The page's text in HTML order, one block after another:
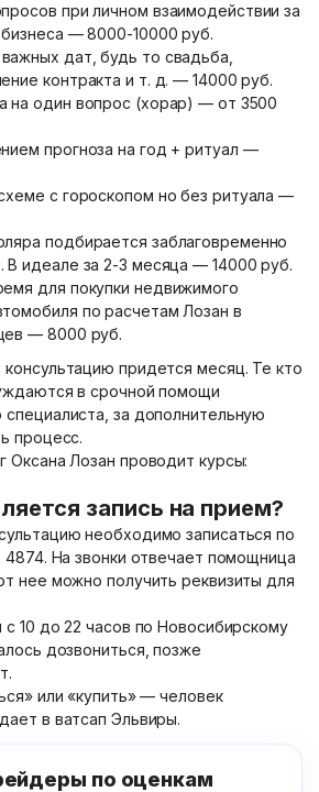
при личном взаимодействии за
— 8000-10000 руб.
дат, будь то свадьба,
контракта и т. д. — 14000 руб.
на один вопрос (хорар) — от 3500
прогноза на год + ритуал —
с гороскопом но без ритуала —
подбирается заблаговременно
идеале за 2-3 месяца — 14000 руб.
для покупки недвижимого
по расчетам Лозан в
— 8000 руб.
придется месяц. Те кто
в срочной помощи
специалиста, за дополнительную
процесс.
Оксана Лозан проводит курсы:
запись на прием?
необходимо записаться по
4874. На звонки отвечает помощница
нее можно получить реквизиты для
10 до 22 часов по Новосибирскому
дозвониться, позже
или «купить» — человек
в ватсап Эльвиры.
по оценкам